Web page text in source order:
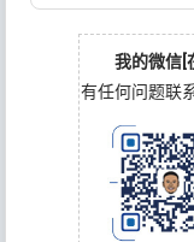
我的微信[
有任何问题联